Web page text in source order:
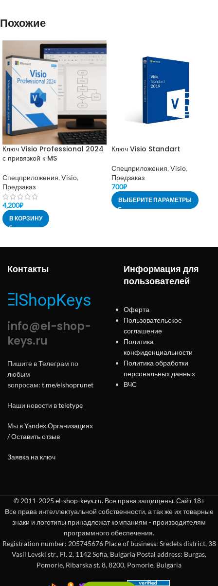
Похожие
Ключ Visio Professional 2024
с привязкой к MS
Спецприложения, Visio,
Предзаказ
4,200₽
В КОРЗИНУ
Ключ Visio Standart
Спецприложения, Visio,
Предзаказ
700₽
ВЫБЕРИТЕ ПАРАМЕТРЫ
Контакты
info@el-shop-
keys.ru
Пишите в Телеграм по
любым
вопросам: t.me/elshoprunet
Наши новости вteletype
Мы вYandex.Организациях
/Оставить отзыв
Заявка на ключ
Информация для
пользователей
Оферта
Пользовательское
соглашение
Политика
конфиденциальности
Политика обработки
персональных данных
ВЧС
© 2011-2025 el-shop-keys.ru. Все права защищены. Сайт 18+
Все права интеллектуальной собственности, а так же их товарные
знаки и логотипы принадлежат компаниям - производителям
программного обеспечения.
Registration number: 205745676 Place of business: Sredets district, 38
Vasil Levski str., Fl. 2, 1142 Sofia, Bulgaria Postal address: Burgas,
Pomorie, Ribarska st. 8, 8200, Pomorie, Bulgaria